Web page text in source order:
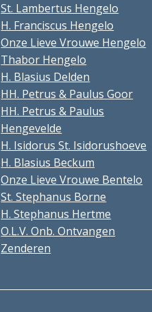
St. Lambertus Hengelo
H. Franciscus Hengelo
Onze Lieve Vrouwe Hengelo
Thabor Hengelo
H. Blasius Delden
HH. Petrus & Paulus Goor
HH. Petrus & Paulus
Hengevelde
H. Isidorus St. Isidorushoeve
H. Blasius Beckum
Onze Lieve Vrouwe Bentelo
St. Stephanus Borne
H. Stephanus Hertme
O.L.V. Onb. Ontvangen
Zenderen